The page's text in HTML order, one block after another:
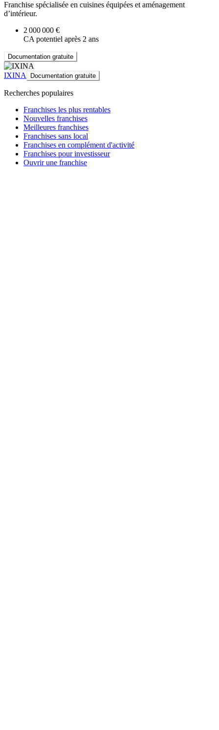
Franchise spécialisée en cuisines équipées et aménagement
d’intérieur.
2 000 000 €
CA potentiel après 2 ans
Documentation gratuite
IXINA Documentation gratuite
Recherches populaires
Franchises les plus rentables
Nouvelles franchises
Meilleures franchises
Franchises sans local
Franchises en complément d'activité
Franchises pour investisseur
Ouvrir une franchise